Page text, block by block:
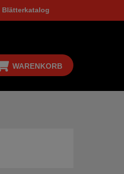
Blätterkatalog
WARENKORB